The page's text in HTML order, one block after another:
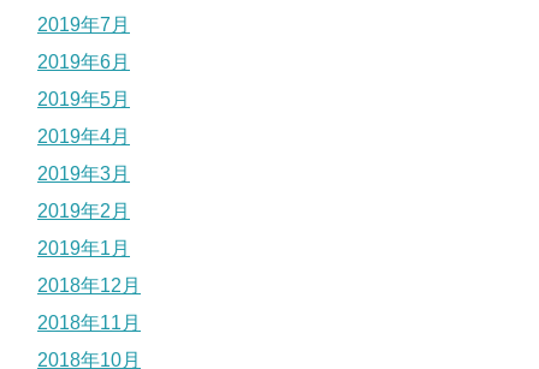
2019年7月
2019年6月
2019年5月
2019年4月
2019年3月
2019年2月
2019年1月
2018年12月
2018年11月
2018年10月